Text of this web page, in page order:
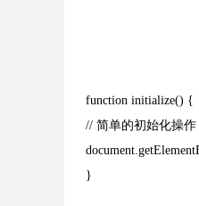
function initialize() {
// 简单的初始化操作
}